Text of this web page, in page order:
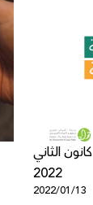
التحديث الأسبوعي 7 -13 كانون الثاني
2022
2022/01/13